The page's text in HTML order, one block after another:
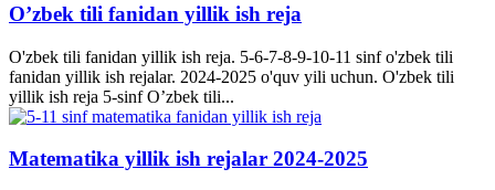
O’zbek tili fanidan yillik ish reja
O'zbek tili fanidan yillik ish reja. 5-6-7-8-9-10-11 sinf o'zbek tili
fanidan yillik ish rejalar. 2024-2025 o'quv yili uchun. O'zbek tili
yillik ish reja 5-sinf O’zbek tili...
Matematika yillik ish rejalar 2024-2025